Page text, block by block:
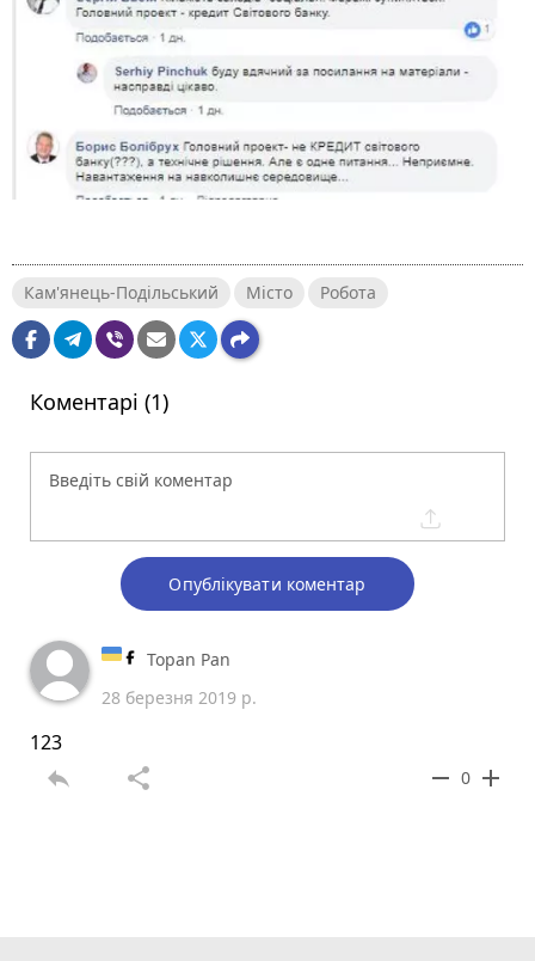
Кам'янець-Подільський Місто Робота
Коментарі (1)
Опублікувати коментар
Topan Pan
28 березня 2019 р.
123
reply share remove 0 add